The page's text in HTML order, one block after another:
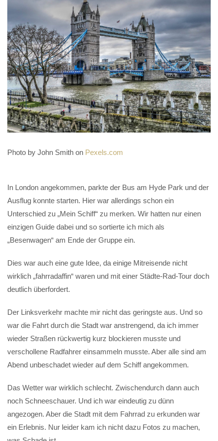
Photo by John Smith on Pexels.com
In London angekommen, parkte der Bus am Hyde Park und der
Ausflug konnte starten. Hier war allerdings schon ein
Unterschied zu „Mein Schiff“ zu merken. Wir hatten nur einen
einzigen Guide dabei und so sortierte ich mich als
„Besenwagen“ am Ende der Gruppe ein.
Dies war auch eine gute Idee, da einige Mitreisende nicht
wirklich „fahrradaffin“ waren und mit einer Städte-Rad-Tour doch
deutlich überfordert.
Der Linksverkehr machte mir nicht das geringste aus. Und so
war die Fahrt durch die Stadt war anstrengend, da ich immer
wieder Straßen rückwertig kurz blockieren musste und
verschollene Radfahrer einsammeln musste. Aber alle sind am
Abend unbeschadet wieder auf dem Schiff angekommen.
Das Wetter war wirklich schlecht. Zwischendurch dann auch
noch Schneeschauer. Und ich war eindeutig zu dünn
angezogen. Aber die Stadt mit dem Fahrrad zu erkunden war
ein Erlebnis. Nur leider kam ich nicht dazu Fotos zu machen,